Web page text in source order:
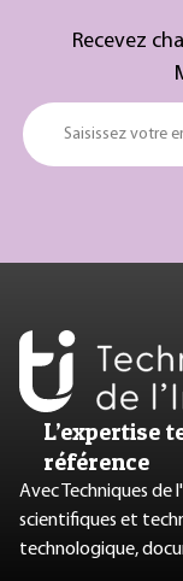
Recevez
Saisissez votre
L’expertise
référence
Avec Techniques de
scientifiques et
technologique,